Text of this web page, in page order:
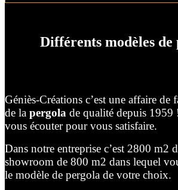
Différents modèles de
Géniès-Créations c’est une affaire de
de la pergola de qualité depuis 1959
vous écouter pour vous satisfaire.
Dans notre entreprise c’est 2800 m2
showroom de 800 m2 dans lequel
le modèle de pergola de votre choix.